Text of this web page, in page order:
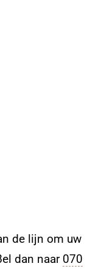
de lijn om uw
dan naar 070